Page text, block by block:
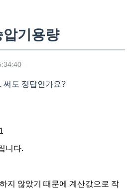
기용량
써도 정답인가요?
니다.
지 않았기 때문에 계산값으로 작